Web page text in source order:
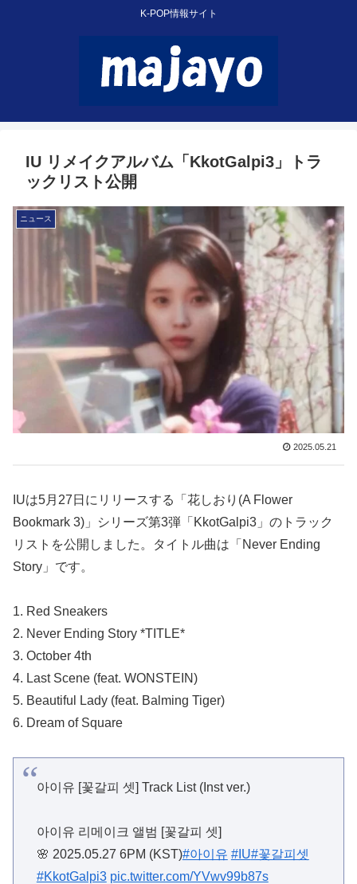
K-POP情報サイト
IU リメイクアルバム「KkotGalpi3」トラ
ックリスト公開
ニュース
2025.05.21
IUは5月27日にリリースする「花しおり(A Flower
Bookmark 3)」シリーズ第3弾「KkotGalpi3」のトラック
リストを公開しました。タイトル曲は「Never Ending
Story」です。
1. Red Sneakers
2. Never Ending Story *TITLE*
3. October 4th
4. Last Scene (feat. WONSTEIN)
5. Beautiful Lady (feat. Balming Tiger)
6. Dream of Square
아이유 [꽃갈피 셋] Track List (Inst ver.)
아이유 리메이크 앨범 [꽃갈피 셋]
🌸 2025.05.27 6PM (KST)#아이유 #IU#꽃갈피셋
#KkotGalpi3 pic.twitter.com/YVwv99b87s